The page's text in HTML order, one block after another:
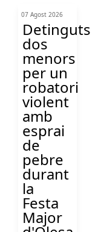
07 Agost 2026
Detinguts
dos
menors
per un
robatori
violent
amb
esprai
de
pebre
durant
la
Festa
Major